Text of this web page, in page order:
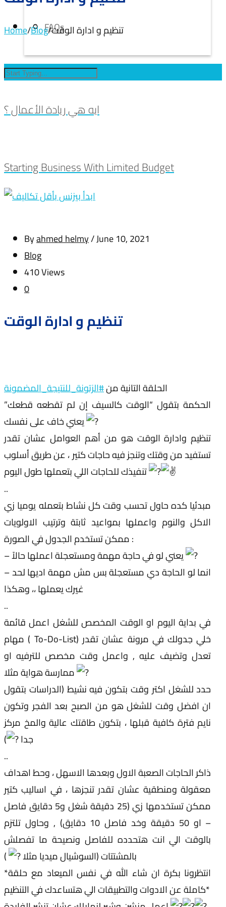
FAQs
Home/Blog/تنظيم و ادارة الوقت
ايه هي ريادة الأعمال ؟
Starting Business With Limited Budget
Byahmed helmy/June 10, 2021
Blog
410 Views
0
تنظيم و ادارة الوقت
الحلقة التانية من#الزتونة_للنتيجة_المضمونة
الحكمة بتقول “الوقت كالسيف إن لم تقطعه قطعك”
تنظيم وادارة الوقت هو من أهم العوامل عشان تقدر
تستفيد من وقتك وتنجز فيه حاجات كتير ، عن طريق أسلوب
..
مبدئيا كده حاول تحسب وقت كل نشاط بتعمله يوميا زي
الاكل والنوم واعملها بمواعيد ثابتة وترتيب الاولويات
ممكن تستخدم الجدول في الصورة :
– انما لو الحاجة دي مستعجلة بس مش مهمة اديها لحد
غيرك يعملها ،، وهكذا
..
في بداية اليوم او الوقت المخصص للشغل اعمل قائمة
مهام ( To-Do-List) خلي جدولك في مرونة عشان تقدر
تعدل وتضيف عليه , واعمل وقت مخصص للترفيه او
حدد للشغل اكتر وقت بتكون فيه نشيط (الدراسات بتقول
ان افضل وقت للشغل هو من الصبح بعد الفجر وتكون
نايم فترة كافية قبلها ، بتكون طاقتك عالية والمخ مركز
جدا
)
..
ذاكر الحاجات الصعبة الاول وبعدها الاسهل ، وحط اهداف
معقولة ومنطقية عشان تقدر تنجزها ، في اساليب كتير
ممكن تستخدمها زي (25 دقيقة شغل و5 دقايق فاصل
– او 50 دقيقة وخد فاصل 10 دقايق) , وحاول تلتزم
بالوقت الي انت هتحدده للفاصل ونصيحة ما تفصلش
بالمشتتات (السوشيال ميديا مثلا
)
*انتظرونا بكرة ان شاء الله في نفس الميعاد مع حلقة
كاملة عن الادوات والتطبيقات الي هتساعدك في التنظيم*